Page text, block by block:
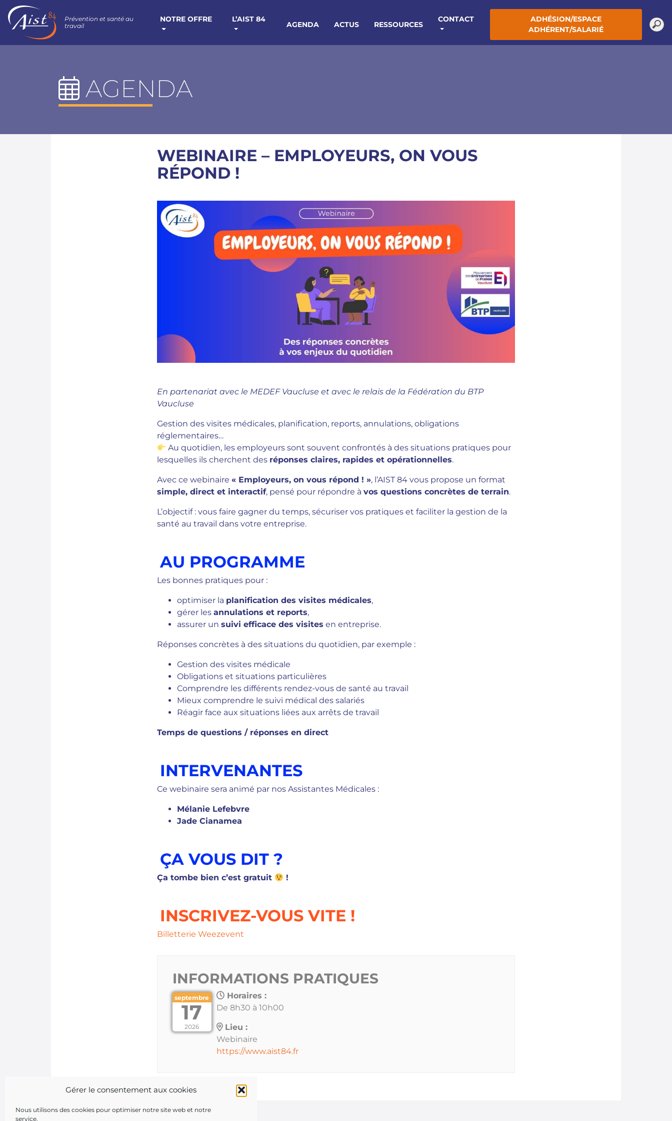
Gérer le consentement aux cookies
Nous utilisons des cookies pour optimiser notre site web et notre
service.
Prévention et santé au
travail
NOTRE OFFRE L’AIST 84
AGENDA ACTUS RESSOURCES
CONTACT
ADHÉSION/ESPACE
ADHÉRENT/SALARIÉ
AGENDA
WEBINAIRE – EMPLOYEURS, ON VOUS
RÉPOND !
En partenariat avec le MEDEF Vaucluse et avec le relais de la Fédération du BTP
Vaucluse
Gestion des visites médicales, planification, reports, annulations, obligations
réglementaires…
Au quotidien, les employeurs sont souvent confrontés à des situations pratiques pour
lesquelles ils cherchent des réponses claires, rapides et opérationnelles.
Avec ce webinaire « Employeurs, on vous répond ! », l’AIST 84 vous propose un format
simple, direct et interactif, pensé pour répondre à vos questions concrètes de terrain.
L’objectif : vous faire gagner du temps, sécuriser vos pratiques et faciliter la gestion de la
santé au travail dans votre entreprise.
AU PROGRAMME
Les bonnes pratiques pour :
optimiser la planification des visites médicales,
gérer les annulations et reports,
assurer un suivi efficace des visites en entreprise.
Réponses concrètes à des situations du quotidien, par exemple :
Gestion des visites médicale
Obligations et situations particulières
Comprendre les différents rendez-vous de santé au travail
Mieux comprendre le suivi médical des salariés
Réagir face aux situations liées aux arrêts de travail
Temps de questions / réponses en direct
INTERVENANTES
Ce webinaire sera animé par nos Assistantes Médicales :
Mélanie Lefebvre
Jade Cianamea
ÇA VOUS DIT ?
Ça tombe bien c’est gratuit !
INSCRIVEZ-VOUS VITE !
Billetterie Weezevent
INFORMATIONS PRATIQUES
septembre
17
2026
Horaires :
De 8h30 à 10h00
Lieu :
Webinaire
https://www.aist84.fr